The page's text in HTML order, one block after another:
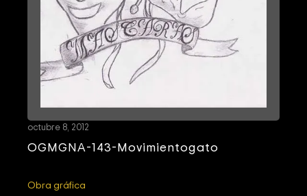
OGMGNA-143-Movimientogato
octubre 8, 2012
Obra gráfica